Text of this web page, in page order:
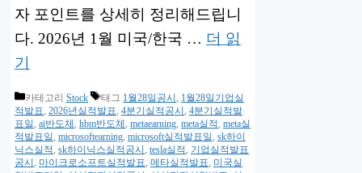
자 포인트를 상세히 정리해드립니
다. 2026년 1월 미국/한국 … 더 읽
기
카테고리 Stock 태그 1월28일공시 , 1월28일기업실
적발표, 2026년실적발표, 4분기실적공시 , 4분기실적발
표일, ai반도체 , hbm반도체 , metaearning, meta실적, meta실
적발표일, microsoftearning, microsoft실적발표일, sk하이
닉스실적, sk하이닉스실적공시 , tesla실적, 기업실적발표
공시 , 마이크로소프트실적발표, 메타실적발표, 미국실